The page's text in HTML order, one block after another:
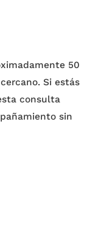
50
Si estás
consulta
sin